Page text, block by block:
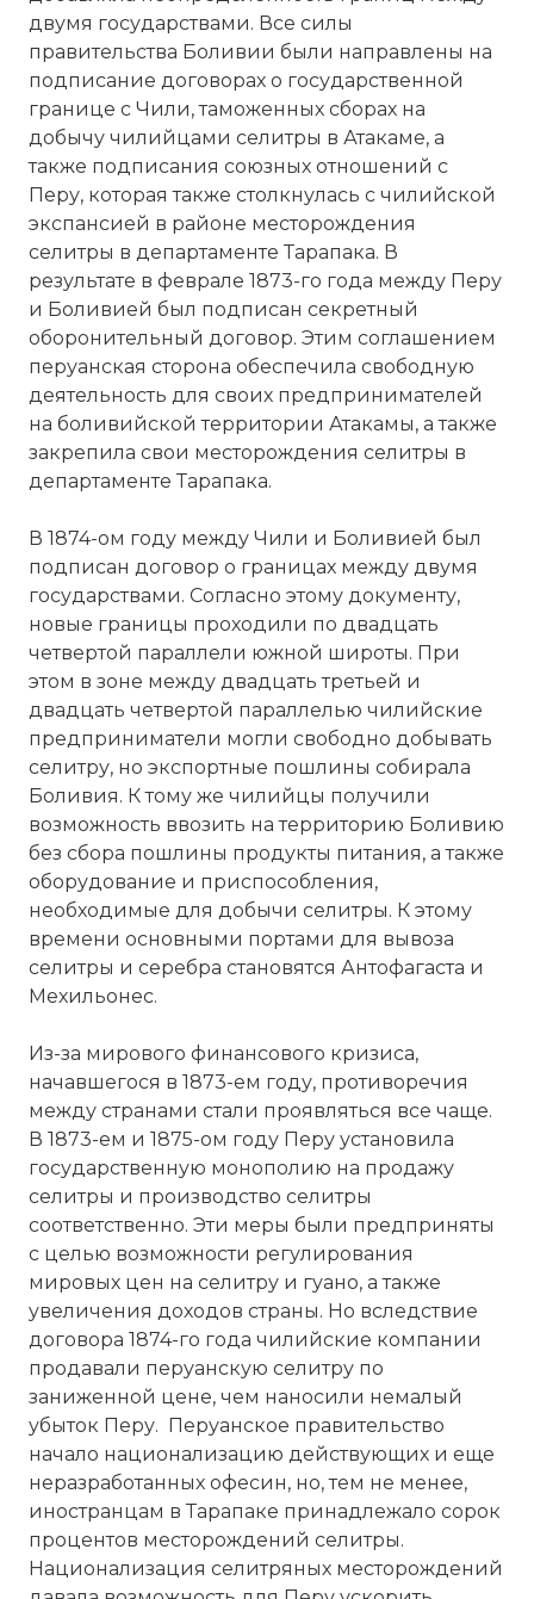
двумя государствами. Все силы
правительства Боливии были направлены на
подписание договорах о государственной
границе с Чили, таможенных сборах на
добычу чилийцами селитры в Атакаме, а
также подписания союзных отношений с
Перу, которая также столкнулась с чилийской
экспансией в районе месторождения
селитры в департаменте Тарапака. В
результате в феврале 1873-го года между Перу
и Боливией был подписан секретный
оборонительный договор. Этим соглашением
перуанская сторона обеспечила свободную
деятельность для своих предпринимателей
на боливийской территории Атакамы, а также
закрепила свои месторождения селитры в
департаменте Тарапака.
В 1874-ом году между Чили и Боливией был
подписан договор о границах между двумя
государствами. Согласно этому документу,
новые границы проходили по двадцать
четвертой параллели южной широты. При
этом в зоне между двадцать третьей и
двадцать четвертой параллелью чилийские
предприниматели могли свободно добывать
селитру, но экспортные пошлины собирала
Боливия. К тому же чилийцы получили
возможность ввозить на территорию Боливию
без сбора пошлины продукты питания, а также
оборудование и приспособления,
необходимые для добычи селитры. К этому
времени основными портами для вывоза
селитры и серебра становятся Антофагаста и
Мехильонес.
Из-за мирового финансового кризиса,
начавшегося в 1873-ем году, противоречия
между странами стали проявляться все чаще.
В 1873-ем и 1875-ом году Перу установила
государственную монополию на продажу
селитры и производство селитры
соответственно. Эти меры были предприняты
с целью возможности регулирования
мировых цен на селитру и гуано, а также
увеличения доходов страны. Но вследствие
договора 1874-го года чилийские компании
продавали перуанскую селитру по
заниженной цене, чем наносили немалый
убыток Перу. Перуанское правительство
начало национализацию действующих и еще
неразработанных офесин, но, тем не менее,
иностранцам в Тарапаке принадлежало сорок
процентов месторождений селитры.
Национализация селитряных месторождений